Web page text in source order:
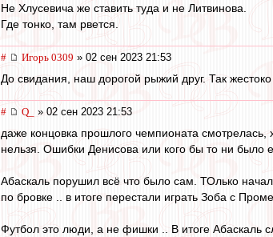
Не Хлусевича же ставить туда и не Литвинова.
Где тонко, там рвется.
# Игорь 0309 » 02 сен 2023 21:53
До свидания, наш дорогой рыжий друг. Так
# Q_ » 02 сен 2023 21:53
даже концовка прошлого чемпионата
нельзя. Ошибки Денисова или кого бы то ни было
Абаскаль порушил всё что было сам. ТОлько
по бровке .. в итоге перестали играть Зоба с
Футбол это люди, а не фишки .. В итоге Абаскаль